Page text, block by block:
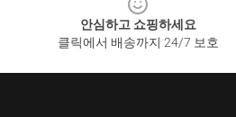
안심하고 쇼핑하세요
클릭에서 배송까지 24/7 보호